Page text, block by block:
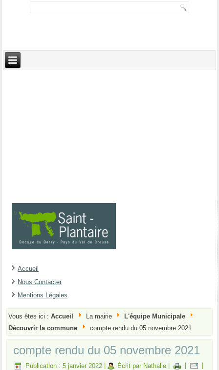
Accueil
Nous Contacter
Mentions Légales
Vous êtes ici :Accueil La mairie
L'équipe Municipale
Découvrir la commune
compte rendu du 05 novembre 2021
compte rendu du 05 novembre 2021
Publication : 5 janvier 2022 Écrit par Nathalie